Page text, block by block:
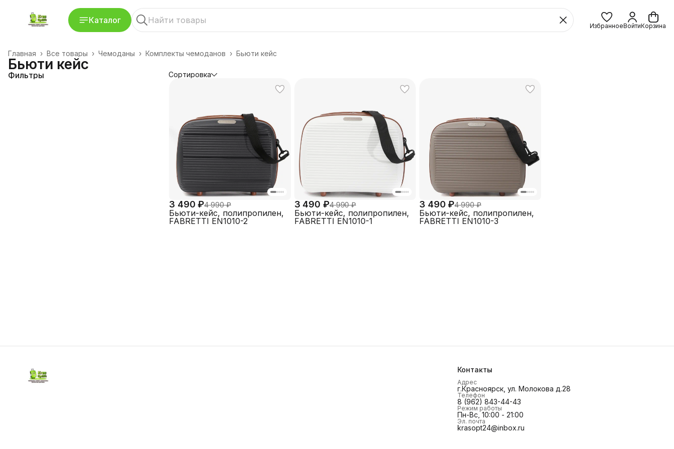
Каталог
ИзбранноеВойтиКорзина
Бьюти кейс
Комплекты чемоданов ›
Чемоданы ›
Все товары ›
Главная ›
Бьюти кейс
Фильтры Сортировка
3 490 ₽4 990 ₽
Бьюти-кейс, полипропилен,
FABRETTI EN1010-2
3 490 ₽4 990 ₽
Бьюти-кейс, полипропилен,
FABRETTI EN1010-1
3 490 ₽4 990 ₽
Бьюти-кейс, полипропилен,
FABRETTI EN1010-3
Контакты
Адрес
г.Красноярск, ул. Молокова д.28
Телефон
8 (962) 843-44-43
Режим работы
Пн-Вс, 10:00 - 21:00
Эл. почта
krasopt24@inbox.ru